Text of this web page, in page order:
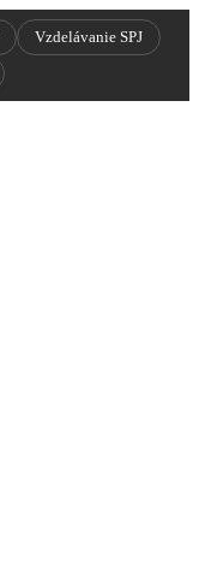
Vzdelávanie SPJ